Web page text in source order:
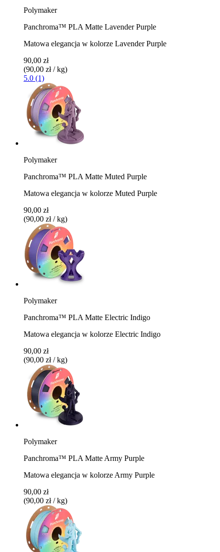
Polymaker
Panchroma™ PLA Matte Lavender Purple
Matowa elegancja w kolorze Lavender Purple
90,00 zł
(90,00 zł / kg)
5.0 (1)
Polymaker
Panchroma™ PLA Matte Muted Purple
Matowa elegancja w kolorze Muted Purple
90,00 zł
(90,00 zł / kg)
Polymaker
Panchroma™ PLA Matte Electric Indigo
Matowa elegancja w kolorze Electric Indigo
90,00 zł
(90,00 zł / kg)
Polymaker
Panchroma™ PLA Matte Army Purple
Matowa elegancja w kolorze Army Purple
90,00 zł
(90,00 zł / kg)